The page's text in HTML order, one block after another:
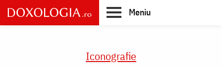
Skip
to
main
Meniu
Iconografie